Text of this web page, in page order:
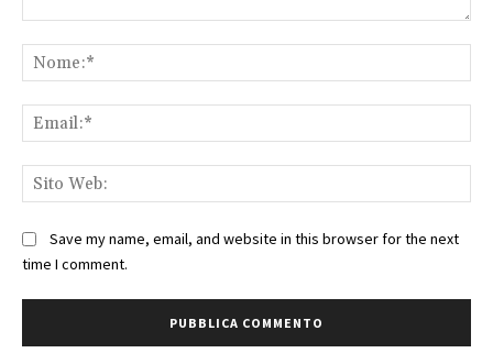
Save my name, email, and website in this browser for the next
time I comment.